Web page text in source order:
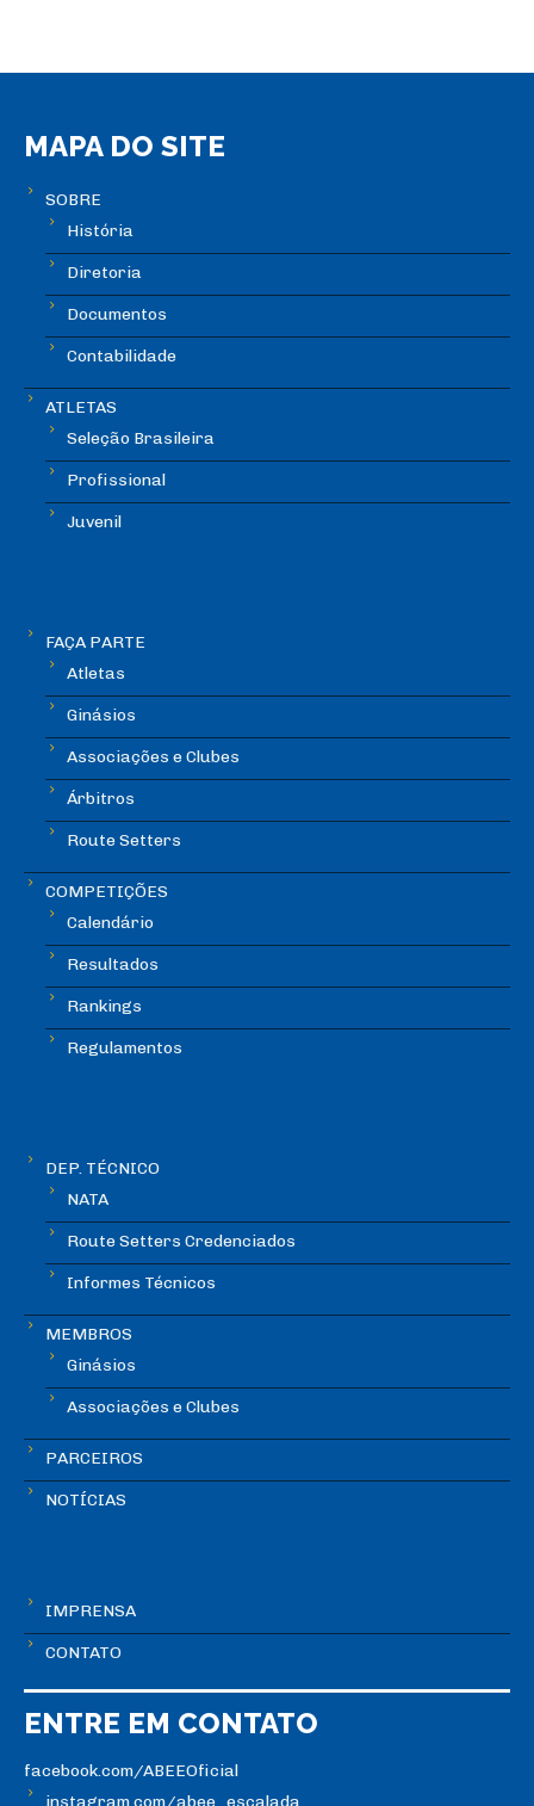
MAPA DO SITE
SOBRE
História
Diretoria
Documentos
Contabilidade
ATLETAS
Seleção Brasileira
Profissional
Juvenil
FAÇA PARTE
Atletas
Ginásios
Associações e Clubes
Árbitros
Route Setters
COMPETIÇÕES
Calendário
Resultados
Rankings
Regulamentos
DEP. TÉCNICO
NATA
Route Setters Credenciados
Informes Técnicos
MEMBROS
Ginásios
Associações e Clubes
PARCEIROS
NOTÍCIAS
IMPRENSA
CONTATO
ENTRE EM CONTATO
facebook.com/ABEEOficial